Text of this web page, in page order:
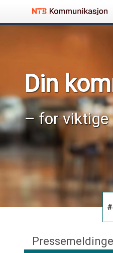
Din
– for viktige